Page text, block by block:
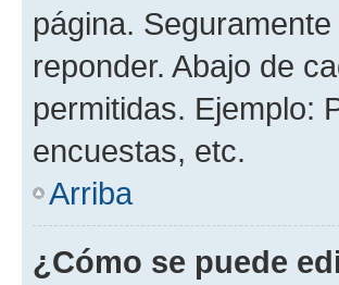
página.
reponder. Abajo de
permitidas. Ejemplo:
encuestas, etc.
Arriba
¿Cómo se puede